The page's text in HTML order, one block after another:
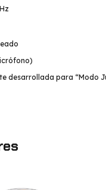
desarrollada para “Modo